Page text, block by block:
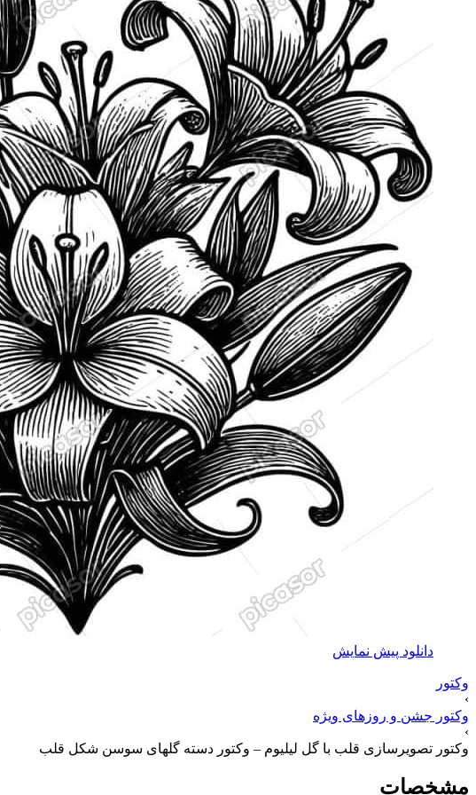
دانلود پیش نمایش
وکتور
›
وکتور جشن و روزهای ویژه
›
وکتور تصویرسازی قلب با گل لیلیوم – وکتور دسته گلهای سوسن شکل قلب
مشخصات